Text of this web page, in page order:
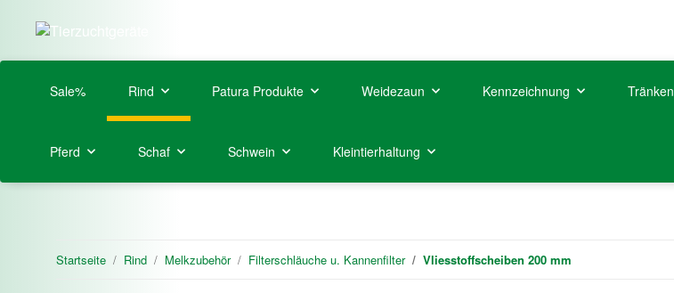
Sale% Rind Patura Produkte Weidezaun Kennzeichnung Tränken
Pferd Schaf Schwein Kleintierhaltung
Startseite Rind Melkzubehör Filterschläuche u. Kannenfilter Vliesstoffscheiben 200 mm